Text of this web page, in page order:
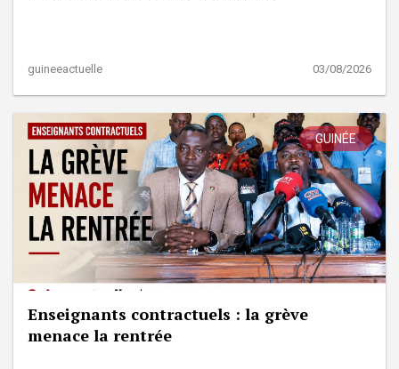
guineeactuelle 03/08/2026
GUINÉE
Enseignants contractuels : la grève
menace la rentrée